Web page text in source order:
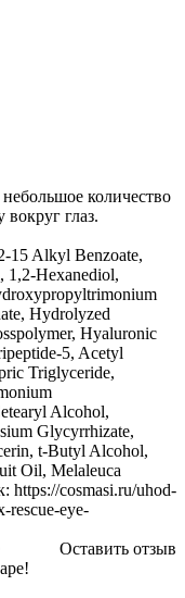
количество
глаз.
15 Alkyl Benzoate,
1,2-Hexanediol,
Hydrolyzed
Hyaluronic
5, Acetyl
Triglyceride,
Alcohol,
Glycyrrhizate,
t-Butyl Alcohol,
Oil, Melaleuca
https://cosmasi.ru/uhod-
rescue-eye-
Оставить отзыв